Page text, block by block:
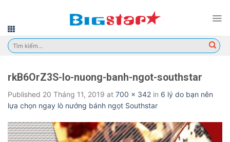
content
Tìm
kiếm:
rkB6OrZ3S-lo-nuong-banh-ngot-southstar
Published 20 Tháng 11, 2019 at 700 × 342 in 6 lý do bạn nên
lựa chọn ngay lò nướng bánh ngọt Southstar